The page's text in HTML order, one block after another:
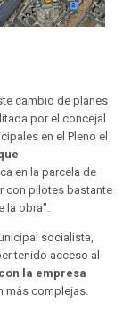
cambio de planes
por el concejal
en el Pleno el
en la parcela de
con pilotes bastante
la obra".
socialista,
tenido acceso al
la empresa
más complejas.